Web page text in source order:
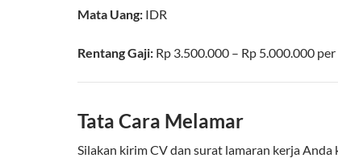
Mata Uang: IDR
Rentang Gaji: Rp 3.500.000 – Rp 5.000.000 per
Tata Cara Melamar
Silakan kirim CV dan surat lamaran kerja Anda